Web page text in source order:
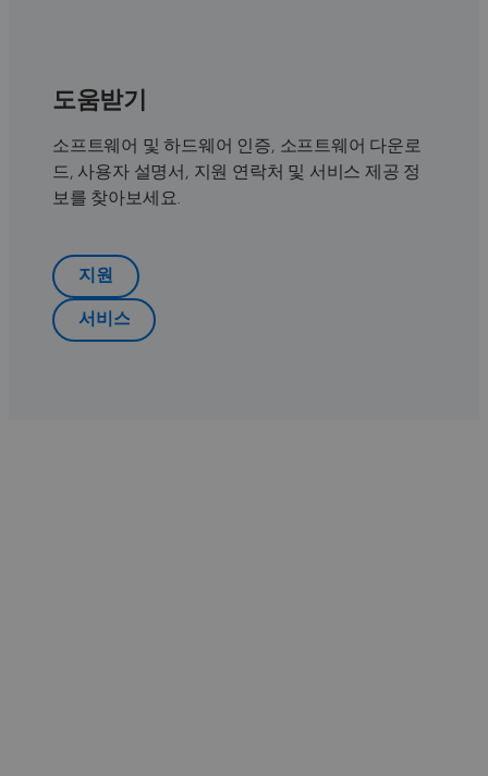
도움받기
소프트웨어 및 하드웨어 인증, 소프트웨어 다운로
드, 사용자 설명서, 지원 연락처 및 서비스 제공 정
보를 찾아보세요.
지원
서비스